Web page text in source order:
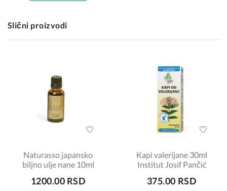
Slični proizvodi
Naturasso japansko
biljno ulje nane 10ml
1200.00 RSD
Kapi valerijane 30ml
Institut Josif Pančić
375.00 RSD